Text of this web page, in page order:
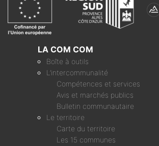
LA COM COM
Boîte à outils
L’intercommunalité
Compétences et services
Avis et marchés publics
Bulletin communautaire
Le territoire
Carte du territoire
Les 15 communes